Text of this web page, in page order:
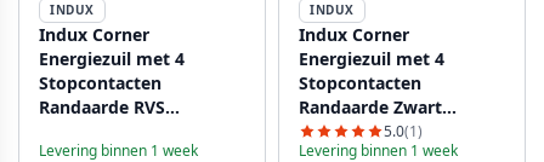
INDUX
Indux Corner
Еnergiezuil met 4
Stopcontacten
Randaarde RVS
Levering binnen 1 week
INDUX
Indux Corner
Еnergiezuil met 4
Stopcontacten
Randaarde Zwart
12089532195.0(1)
Levering binnen 1 week